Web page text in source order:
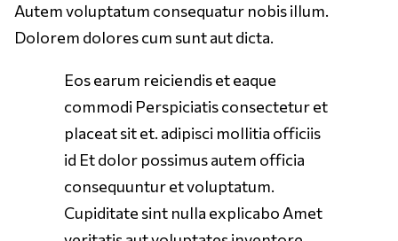
Autem voluptatum consequatur nobis illum.
Dolorem dolores cum sunt aut dicta.
Eos earum reiciendis et eaque
commodi Perspiciatis consectetur et
placeat sit et. adipisci mollitia officiis
id Et dolor possimus autem officia
consequuntur et voluptatum.
Cupiditate sint nulla explicabo Amet